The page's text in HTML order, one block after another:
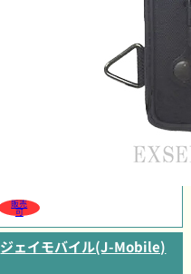
販売
可
ジェイモバイル(J-Mobile)